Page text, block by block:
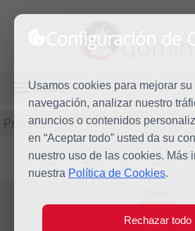
Configuración de
Usamos cookies para mejorar
navegación, analizar nuestro
anuncios o contenidos
en “Aceptar todo” usted da su
nuestro uso de las cookies. Más
nuestra Política de Cookies.
Rechazar todo
MENÚ
Predicación
L M X J
28
Oct